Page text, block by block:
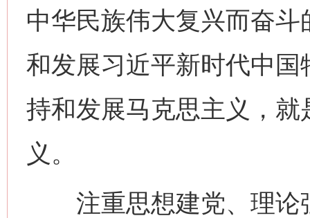
中华民族伟大复兴而奋
和发展习近平新时代中
持和发展马克思主义，
义。
注重思想建党、理论